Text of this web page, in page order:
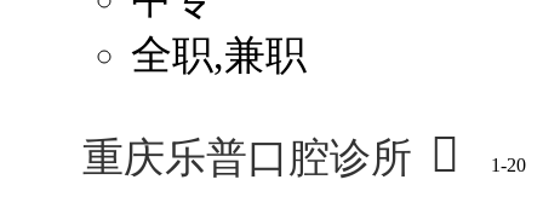
全职,兼职
重庆乐普口腔诊所  1-20